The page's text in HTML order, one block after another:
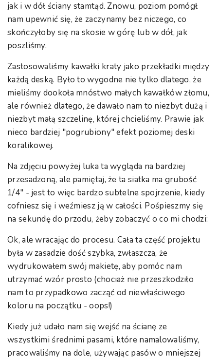
jak i w dół ściany stamtąd. Znowu, poziom pomógł
nam upewnić się, że zaczynamy bez niczego, co
skończyłoby się na skosie w górę lub w dół, jak
poszliśmy.
Zastosowaliśmy kawałki kraty jako przekładki między
każdą deską. Było to wygodne nie tylko dlatego, że
mieliśmy dookoła mnóstwo małych kawałków złomu,
ale również dlatego, że dawało nam to niezbyt dużą i
niezbyt małą szczelinę, której chcieliśmy. Prawie jak
nieco bardziej "pogrubiony" efekt poziomej deski
koralikowej.
Na zdjęciu powyżej luka ta wygląda na bardziej
przesadzoną, ale pamiętaj, że ta siatka ma grubość
1/4″ - jest to więc bardzo subtelne spojrzenie, kiedy
cofniesz się i weźmiesz ją w całości. Pośpieszmy się
na sekundę do przodu, żeby zobaczyć o co mi chodzi:
Ok, ale wracając do procesu. Cała ta część projektu
była w zasadzie dość szybka, zwłaszcza, że
wydrukowałem swój makietę, aby pomóc nam
utrzymać wzór prosto (chociaż nie przeszkodziło
nam to przypadkowo zacząć od niewłaściwego
koloru na początku - oops!)
Kiedy już udało nam się wejść na ścianę ze
wszystkimi średnimi pasami, które namalowaliśmy,
pracowaliśmy na dole, używając pasów o mniejszej